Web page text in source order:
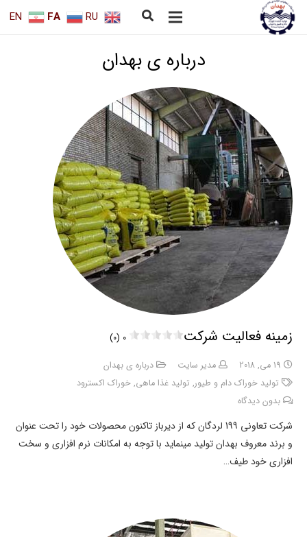
EN FA RU
درباره ی بهدان
زمینه فعالیت شرکت 0 (0)
مدیر سایت
درباره ی بهدان
تولید خوراک دام و طیور, تولید غذا ماهی, خوراک اکسترود
بدون دیدگاه
شرکت تعاونی 199 لردگان که از دیرباز تاکنون محصولات خود را تحت عنوان
و برند معروف بهدان تولید مینماید با توجه به امکانات نرم افزاری و سخت
افزاری خود طیف…